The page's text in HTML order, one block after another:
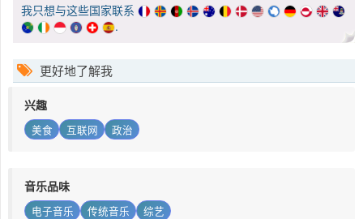
我只想与这些国家联系
.
更好地了解我
兴趣
美食 互联网 政治
音乐品味
电子音乐 传统音乐 综艺